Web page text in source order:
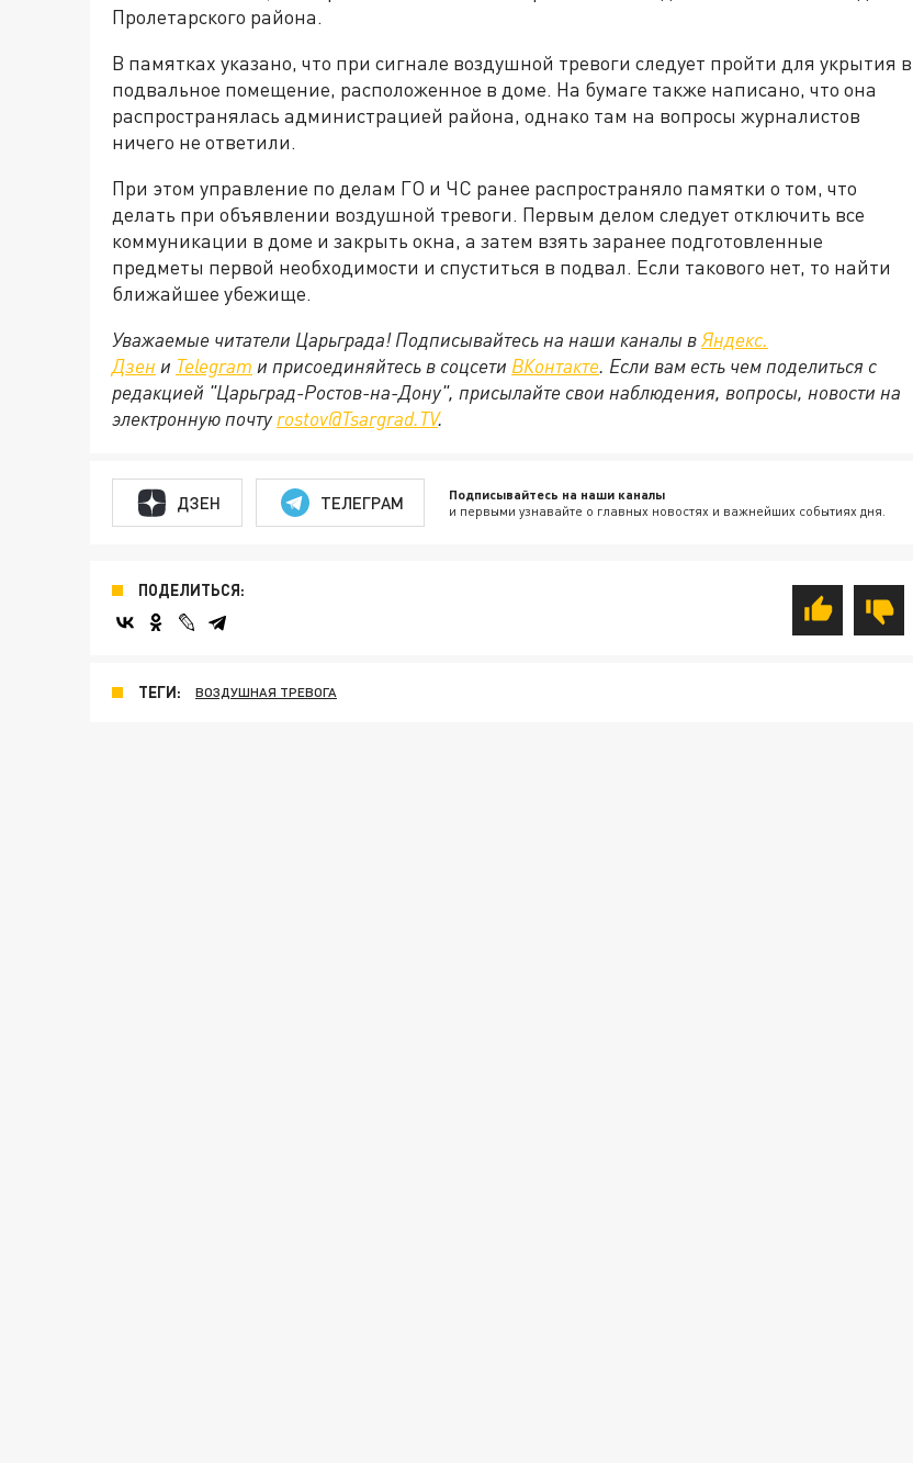
Пролетарского района.
В памятках указано, что при сигнале воздушной тревоги следует пройти для укрытия в
подвальное помещение, расположенное в доме. На бумаге также написано, что она
распространялась администрацией района, однако там на вопросы журналистов
ничего не ответили.
При этом управление по делам ГО и ЧС ранее распространяло памятки о том, что
делать при объявлении воздушной тревоги. Первым делом следует отключить все
коммуникации в доме и закрыть окна, а затем взять заранее подготовленные
предметы первой необходимости и спуститься в подвал. Если такового нет, то найти
ближайшее убежище.
Уважаемые читатели Царьграда! Подписывайтесь на наши каналы вЯндекс.
Дзен и Telegram и присоединяйтесь в соцсети ВКонтакте. Если вам есть чем поделиться с
редакцией "Царьград-Ростов-на-Дону", присылайте свои наблюдения, вопросы, новости на
электронную почту rostov@Tsargrad.ТV.
ДЗЕН ТЕЛЕГРАМ Подписывайтесь на наши каналы
и первыми узнавайте о главных новостях и важнейших событиях дня.
ПОДЕЛИТЬСЯ:
ТЕГИ: ВОЗДУШНАЯ ТРЕВОГА